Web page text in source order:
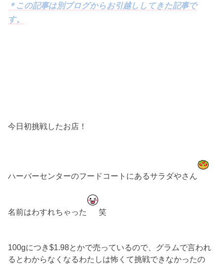
＊この記事は別ブログからお引越ししてきた記事で
す。
今日初挑戦したお店！
ハーバーセンターのフードコートにあるサラダやさん
名前はわすれちゃった 笑
100gにつき$1.98とかで売っているので、グラムで言われ
るとわからなくなるわたしは怖くて挑戦できなかったの